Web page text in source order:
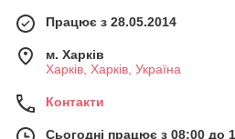
Працює з 28.05.2014
м. Харків
Харків, Харків, Україна
Контакти
Сьогодні працює з 08:00 до